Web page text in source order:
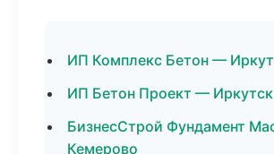
ИП Комплекс Бетон —
ИП Бетон Проект — Иркутск
БизнесСтрой Фундамент
Кемерово